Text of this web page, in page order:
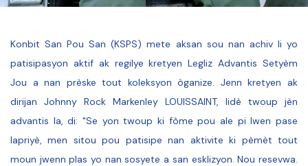
Konbit San Pou San (KSPS) mete aksan sou nan achiv li yo
patisipasyon aktif ak regilye kretyen Legliz Advantis Setyèm
Jou a nan prèske tout koleksyon òganize. Jenn kretyen ak
dirijan Johnny Rock Markenley LOUISSAINT, lidè twoup jèn
advantis la, di: "Se yon twoup ki fòme pou ale pi lwen pase
lapriyè, men sitou pou patisipe nan aktivite ki pèmèt tout
moun jwenn plas yo nan sosyete a san esklizyon. Nou resevwa.